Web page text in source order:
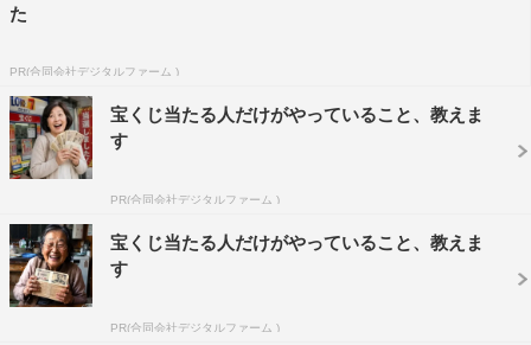
り、9月27日（日）10時から公式サイトにて販売を開始。
終演後には、アフタートークの生配信も予定している。詳
細は、公式サイトを参照。
＜配信情報＞
「もう一度君と踊りたい」
2020年10月3日（土） 後6・00〜
た
PR(合同会社デジタルファーム )
宝くじ当たる人だけがやっていること、教えま
す
PR(合同会社デジタルファーム )
宝くじ当たる人だけがやっていること、教えま
す
PR(合同会社デジタルファーム )